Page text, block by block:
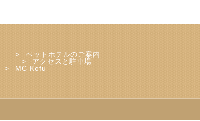
ペットホテルのご案内
アクセスと駐車場
MC Kofu